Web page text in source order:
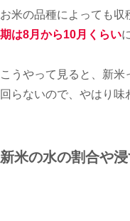
お米の品種によっても収
期は8月から10月くらい
こうやって見ると、新
回らないので、やはり味
新米の水の割合や